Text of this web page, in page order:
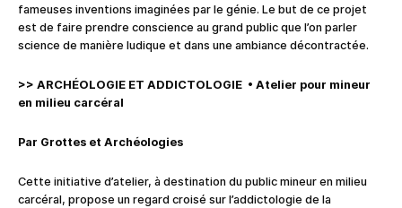
fameuses inventions imaginées par le génie. Le but de ce projet
est de faire prendre conscience au grand public que l’on parler
science de manière ludique et dans une ambiance décontractée.
>> ARCHÉOLOGIE ET ADDICTOLOGIE • Atelier pour mineur
en milieu carcéral
Par Grottes et Archéologies
Cette initiative d’atelier, à destination du public mineur en milieu
carcéral, propose un regard croisé sur l’addictologie de la